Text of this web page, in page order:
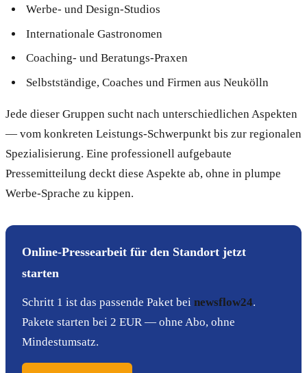
Werbe- und Design-Studios
Internationale Gastronomen
Coaching- und Beratungs-Praxen
Selbstständige, Coaches und Firmen aus Neukölln
Jede dieser Gruppen sucht nach unterschiedlichen Aspekten
— vom konkreten Leistungs-Schwerpunkt bis zur regionalen
Spezialisierung. Eine professionell aufgebaute
Pressemitteilung deckt diese Aspekte ab, ohne in plumpe
Werbe-Sprache zu kippen.
Online-Pressearbeit für den Standort jetzt
starten
Schritt 1 ist das passende Paket bei newsflow24.
Pakete starten bei 2 EUR — ohne Abo, ohne
Mindestumsatz.